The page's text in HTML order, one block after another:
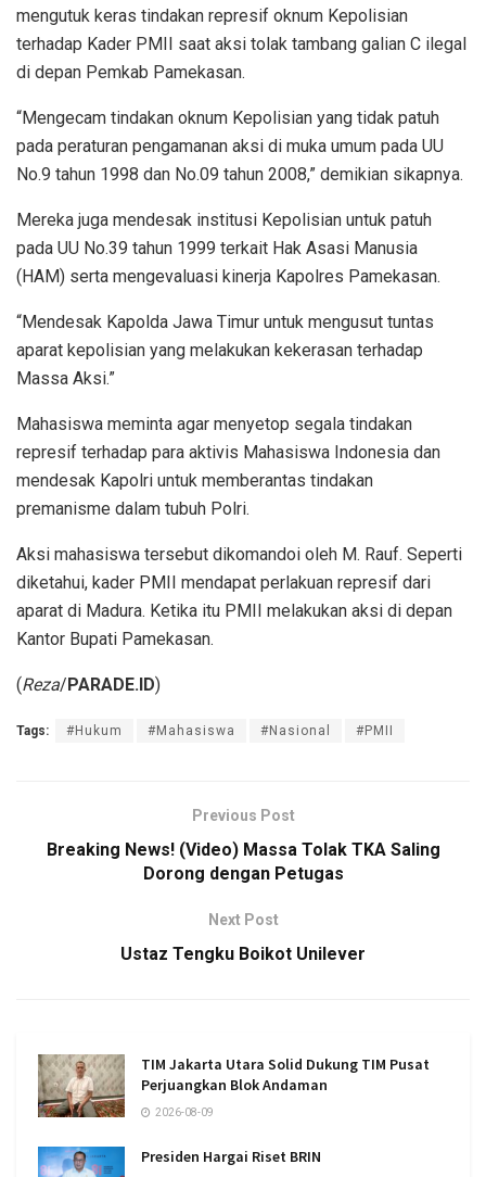
mengutuk keras tindakan represif oknum Kepolisian
terhadap Kader PMII saat aksi tolak tambang galian C ilegal
di depan Pemkab Pamekasan.
“Mengecam tindakan oknum Kepolisian yang tidak patuh
pada peraturan pengamanan aksi di muka umum pada UU
No.9 tahun 1998 dan No.09 tahun 2008,” demikian sikapnya.
Mereka juga mendesak institusi Kepolisian untuk patuh
pada UU No.39 tahun 1999 terkait Hak Asasi Manusia
(HAM) serta mengevaluasi kinerja Kapolres Pamekasan.
“Mendesak Kapolda Jawa Timur untuk mengusut tuntas
aparat kepolisian yang melakukan kekerasan terhadap
Massa Aksi.”
Mahasiswa meminta agar menyetop segala tindakan
represif terhadap para aktivis Mahasiswa Indonesia dan
mendesak Kapolri untuk memberantas tindakan
premanisme dalam tubuh Polri.
Aksi mahasiswa tersebut dikomandoi oleh M. Rauf. Seperti
diketahui, kader PMII mendapat perlakuan represif dari
aparat di Madura. Ketika itu PMII melakukan aksi di depan
Kantor Bupati Pamekasan.
(Reza/ PARADE.ID)
Tags: #Hukum #Mahasiswa #Nasional #PMII
Previous Post
Breaking News! (Video) Massa Tolak TKA Saling
Dorong dengan Petugas
Next Post
Ustaz Tengku Boikot Unilever
TIM Jakarta Utara Solid Dukung TIM Pusat
Perjuangkan Blok Andaman
2026-08-09
Presiden Hargai Riset BRIN